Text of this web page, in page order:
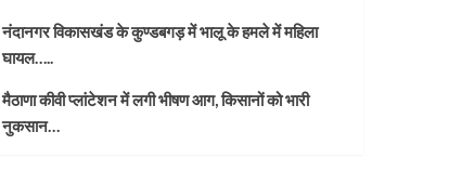
नंदानगर विकासखंड के कुण्डबगड़ में भालू के हमले में महिला
घायल…..
मैठाणा कीवी प्लांटेशन में लगी भीषण आग, किसानों को भारी
नुकसान…